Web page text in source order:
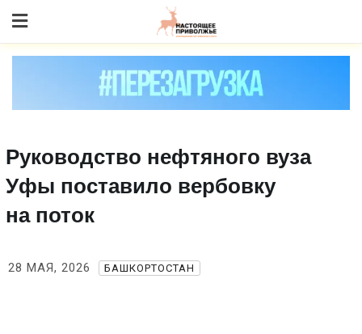
to content
Руководство нефтяного вуза
Уфы поставило вербовку
на поток
28 МАЯ, 2026 БАШКОРТОСТАН